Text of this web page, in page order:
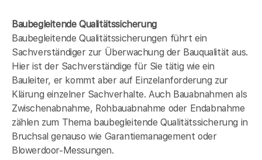
Baubegleitende Qualitätssicherung
Baubegleitende Qualitätssicherungen führt ein
Sachverständiger zur Überwachung der Bauqualität aus.
Hier ist der Sachverständige für Sie tätig wie ein
Bauleiter, er kommt aber auf Einzelanforderung zur
Klärung einzelner Sachverhalte. Auch Bauabnahmen als
Zwischenabnahme, Rohbauabnahme oder Endabnahme
zählen zum Thema baubegleitende Qualitätssicherung in
Bruchsal genauso wie Garantiemanagement oder
Blowerdoor-Messungen.